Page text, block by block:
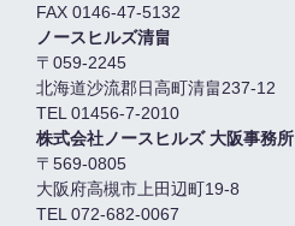
FAX 0146-47-5132
ノースヒルズ清畠
〒059-2245
北海道沙流郡日高町清畠237-12
TEL 01456-7-2010
株式会社ノースヒルズ 大阪事務所
〒569-0805
大阪府高槻市上田辺町19-8
TEL 072-682-0067